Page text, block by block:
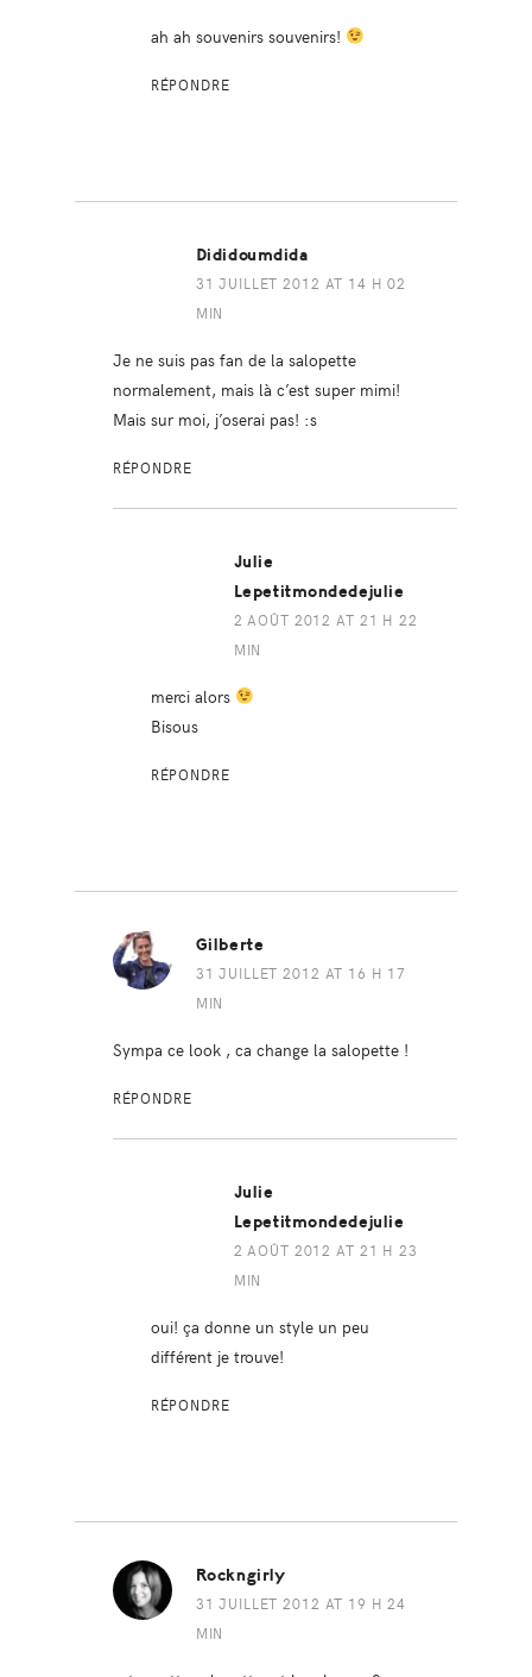
ah ah souvenirs souvenirs!
RÉPONDRE
Dididoumdida
31 JUILLET 2012 AT 14 H 02
MIN
Je ne suis pas fan de la salopette
normalement, mais là c’est super mimi!
Mais sur moi, j’oserai pas! :s
RÉPONDRE
Julie
Lepetitmondedejulie
2 AOÛT 2012 AT 21 H 22
MIN
merci alors
Bisous
RÉPONDRE
Gilberte
31 JUILLET 2012 AT 16 H 17
MIN
Sympa ce look , ca change la salopette !
RÉPONDRE
Julie
Lepetitmondedejulie
2 AOÛT 2012 AT 21 H 23
MIN
oui! ça donne un style un peu
différent je trouve!
RÉPONDRE
Rockngirly
31 JUILLET 2012 AT 19 H 24
MIN